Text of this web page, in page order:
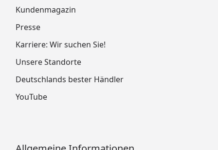
Kundenmagazin
Presse
Karriere: Wir suchen Sie!
Unsere Standorte
Deutschlands bester Händler
YouTube